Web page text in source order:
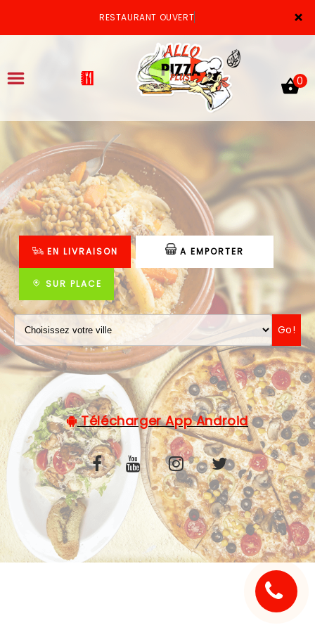
×
RESTAURANT OUVERT
ACCUEIL
LA CARTE
VOTRE COMPTE
NOTRE RESTAURANT
VOS AVIS
MENTIONS LÉGALES
0
EN LIVRAISON A EMPORTER
SUR PLACE
Go!
Télécharger App Android